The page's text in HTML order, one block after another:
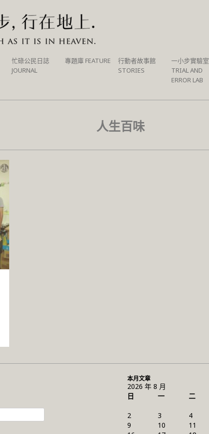
忙碌公民日誌
JOURNAL
專題庫 FEATURE
行動者故事館
STORIES
一小步實驗室
TRIAL AND
ERROR LAB
人生百味
本月文章
2026 年 8 月
日
一 二
2
3 4
9
10 11